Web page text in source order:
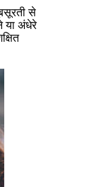
से
या अंधेरे